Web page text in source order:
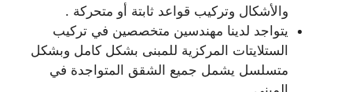
والأشكال وتركيب قواعد ثابتة أو متحركة .
يتواجد لدينا مهندسين متخصصين في تركيب
الستلايتات المركزية للمبنى بشكل كامل وبشكل
متسلسل يشمل جميع الشقق المتواجدة في